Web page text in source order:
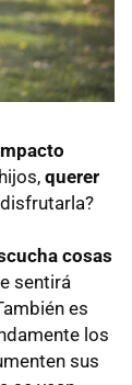
querer
cosas
sentirá
es
los
sus